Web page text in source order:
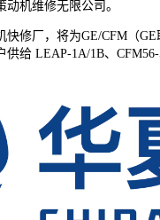
机维修无限公司。
厂，将为GE/CFM（GE
给 LEAP-1A/1B、